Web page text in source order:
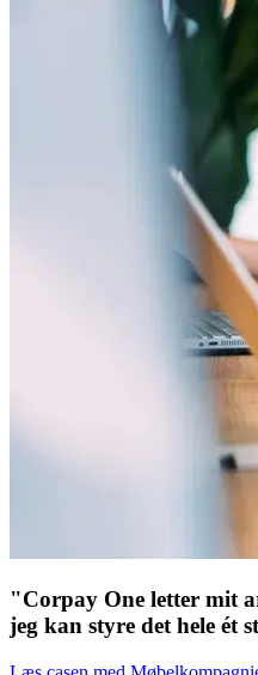
"Corpay One letter mit
jeg kan styre det hele ét